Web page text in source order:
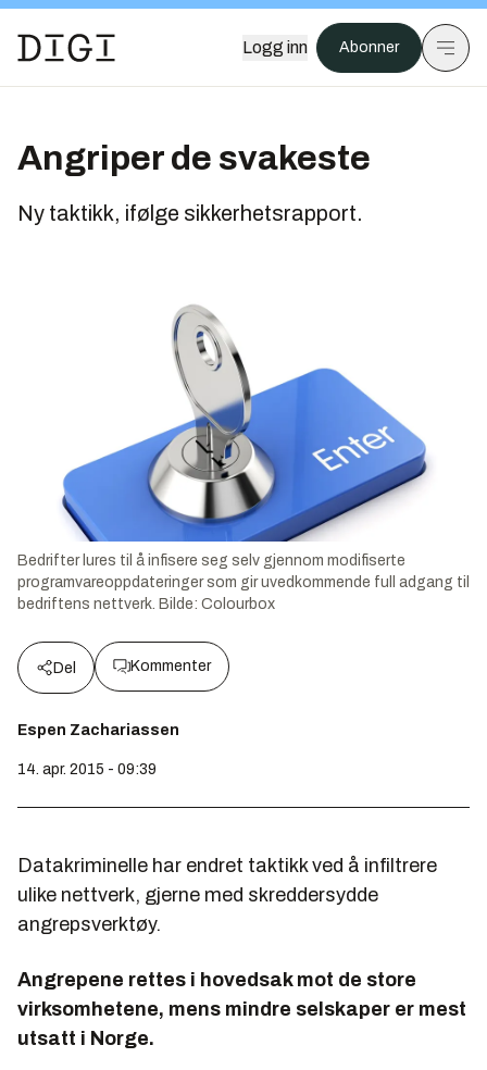
Logg inn Abonner
Angriper de svakeste
Ny taktikk, ifølge sikkerhetsrapport.
Bedrifter lures til å infisere seg selv gjennom modifiserte
programvareoppdateringer som gir uvedkommende full adgang til
bedriftens nettverk. Bilde: Colourbox
Del Kommenter
Espen Zachariassen
14. apr. 2015 - 09:39
Datakriminelle har endret taktikk ved å infiltrere
ulike nettverk, gjerne med skreddersydde
angrepsverktøy.
Angrepene rettes i hovedsak mot de store
virksomhetene, mens mindre selskaper er mest
utsatt i Norge.